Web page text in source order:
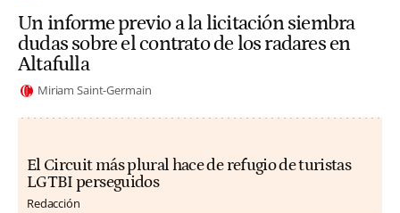
Un informe previo a la licitación siembra
dudas sobre el contrato de los radares en
Altafulla
Miriam Saint-Germain
El Circuit más plural hace de refugio de turistas
LGTBI perseguidos
Redacción